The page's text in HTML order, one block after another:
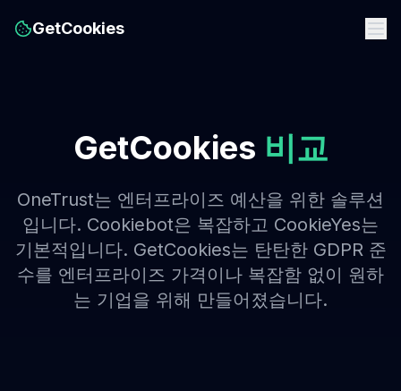
GetCookies
GetCookies 비교
OneTrust는 엔터프라이즈 예산을 위한 솔루션
입니다. Cookiebot은 복잡하고 CookieYes는
기본적입니다. GetCookies는 탄탄한 GDPR 준
수를 엔터프라이즈 가격이나 복잡함 없이 원하
는 기업을 위해 만들어졌습니다.